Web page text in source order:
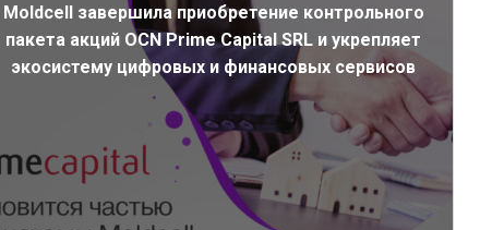
Moldcell завершила приобретение контрольного
пакета акций OCN Prime Capital SRL и укрепляет
экосистему цифровых и финансовых сервисов